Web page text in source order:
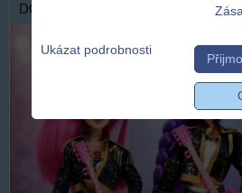
DOPRAVA ZDARMA
Ukázat podrobnosti